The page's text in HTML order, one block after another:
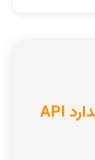
📊 الزامات کلیدی استاندارد API